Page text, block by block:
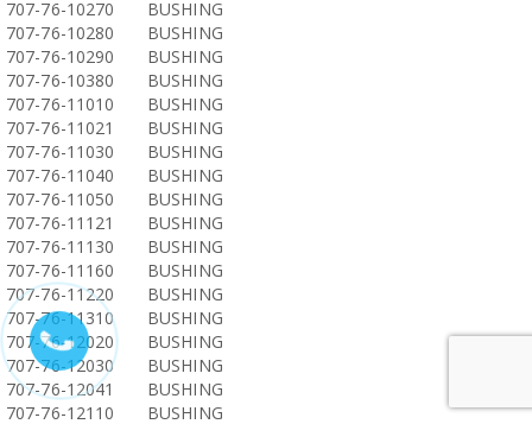
707-76-10270
BUSHING
707-76-10280
BUSHING
707-76-10290
BUSHING
707-76-10380
BUSHING
707-76-11010
BUSHING
707-76-11021
BUSHING
707-76-11030
BUSHING
707-76-11040
BUSHING
707-76-11050
BUSHING
707-76-11121
BUSHING
707-76-11130
BUSHING
707-76-11160
BUSHING
707-76-11220
BUSHING
707-76-11310
BUSHING
707-76-12020
BUSHING
707-76-12030
BUSHING
707-76-12041
BUSHING
707-76-12110
BUSHING